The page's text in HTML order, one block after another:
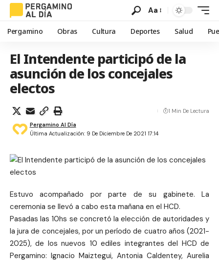
Aa
Pergamino Obras Cultura Deportes Salud
El Intendente participó de la
asunción de los concejales
electos
Última Actualización: 9 De Diciembre De 2021 17:14
Pergamino Al Día
1 Min De Lectura
Estuvo acompañado por parte de su gabinete. La
ceremonia se llevó a cabo esta mañana en el HCD.
Pasadas las 10hs se concretó la elección de autoridades y
la jura de concejales, por un período de cuatro años (2021-
2025), de los nuevos 10 ediles integrantes del HCD de
Pergamino: Ignacio Maiztegui, Antonia Caldentey, Aurelia